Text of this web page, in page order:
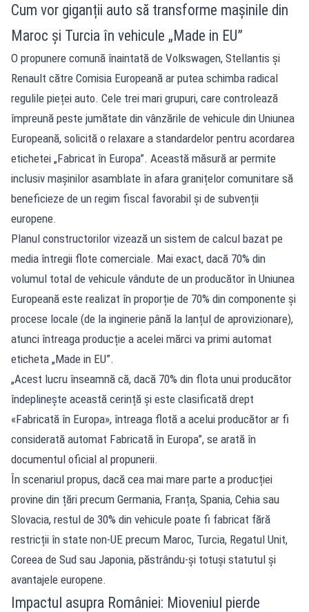
Cum vor giganții auto să transforme mașinile din
Maroc și Turcia în vehicule „Made in EU”
O propunere comună înaintată de Volkswagen, Stellantis și
Renault către Comisia Europeană ar putea schimba radical
regulile pieței auto. Cele trei mari grupuri, care controlează
împreună peste jumătate din vânzările de vehicule din Uniunea
Europeană, solicită o relaxare a standardelor pentru acordarea
etichetei „Fabricat în Europa”. Această măsură ar permite
inclusiv mașinilor asamblate în afara granițelor comunitare să
beneficieze de un regim fiscal favorabil și de subvenții
europene.
Planul constructorilor vizează un sistem de calcul bazat pe
media întregii flote comerciale. Mai exact, dacă 70% din
volumul total de vehicule vândute de un producător în Uniunea
Europeană este realizat în proporție de 70% din componente și
procese locale (de la inginerie până la lanțul de aprovizionare),
atunci întreaga producție a acelei mărci va primi automat
eticheta „Made in EU”.
„Acest lucru înseamnă că, dacă 70% din flota unui producător
îndeplinește această cerință și este clasificată drept
«Fabricată în Europa», întreaga flotă a acelui producător ar fi
considerată automat Fabricată în Europa”, se arată în
documentul oficial al propunerii.
În scenariul propus, dacă cea mai mare parte a producției
provine din țări precum Germania, Franța, Spania, Cehia sau
Slovacia, restul de 30% din vehicule poate fi fabricat fără
restricții în state non-UE precum Maroc, Turcia, Regatul Unit,
Coreea de Sud sau Japonia, păstrându-și totuși statutul și
avantajele europene.
Impactul asupra României: Mioveniul pierde